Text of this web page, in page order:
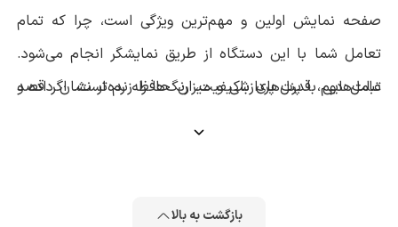
صفحه نمایش اولین و مهم‌ترین ویژگی است، چرا که تمام
تعامل شما با این دستگاه از طریق نمایشگر انجام می‌شود.
تبلت‌هایی با پنل‌های باکیفیت، رنگ‌ها را زنده‌تر نشان داده و
عامل دوم، قدرت پردازشی و میزان حافظه رم است. اگر قصد
حداقل یک روز کامل کاری را بدون نیاز به شارژ مجدد همراهی
بازگشت به بالا